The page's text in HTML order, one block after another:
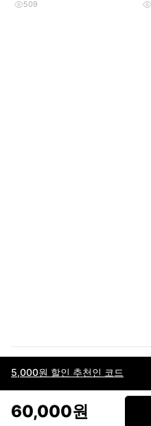
5,000원 할인 추천인 코드
60,000원
509
이용약관고객센터판매개인정